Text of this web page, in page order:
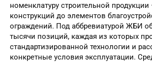
номенклатуру строительной
конструкций до элементов
ограждений. Под аббревиатурой ЖБИ
тысячи позиций, каждая из которых
стандартизированной технологии и
конкретные условия эксплуатации.